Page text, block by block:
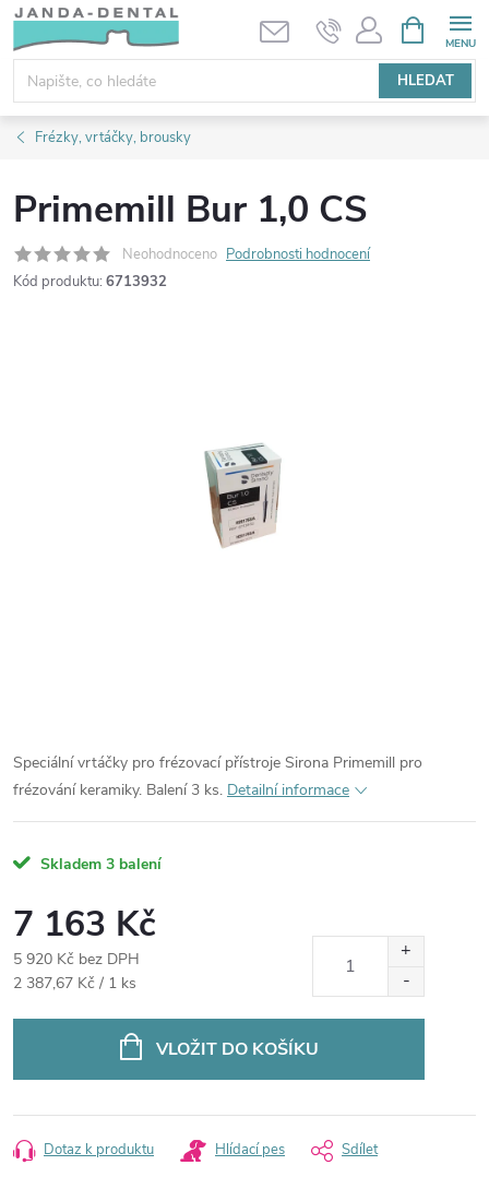
Přejít
obsah
HLEDAT
NÁKUPNÍ
KOŠÍK
Frézky, vrtáčky, brousky
Primemill Bur 1,0 CS
Neohodnoceno Podrobnosti hodnocení
Kód produktu: 6713932
Speciální vrtáčky pro frézovací přístroje Sirona Primemill pro
frézování keramiky. Balení 3 ks. Detailní informace
Skladem 3 balení
7 163 Kč
5 920 Kč bez DPH
Měrná
2 387,67 Kč / 1 ks
VLOŽIT DO KOŠÍKU
Dotaz k produktu Hlídací pes Sdílet